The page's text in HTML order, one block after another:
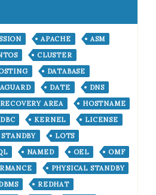
APACHE
ASM
CLUSTER
DATABASE
DATE
DNS
AREA
HOSTNAME
KERNEL
LICENSE
LOTS
NAMED OEL
OMF
PHYSICAL STANDBY
REDHAT